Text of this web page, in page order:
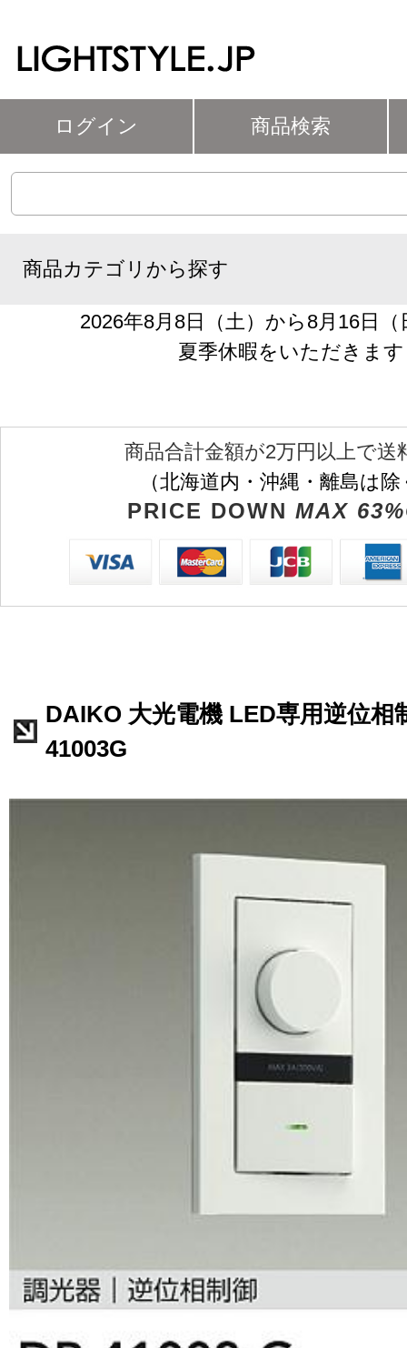
ログイン 商品検索
商品カテゴリから探す
2026年8月8日（土）から8月16日
夏季休暇をいただきます
商品合計金額が2万円以上で送
（北海道内・沖縄・離島は
PRICE DOWN MAX
DAIKO 大光電機 LED専用逆位相
41003G